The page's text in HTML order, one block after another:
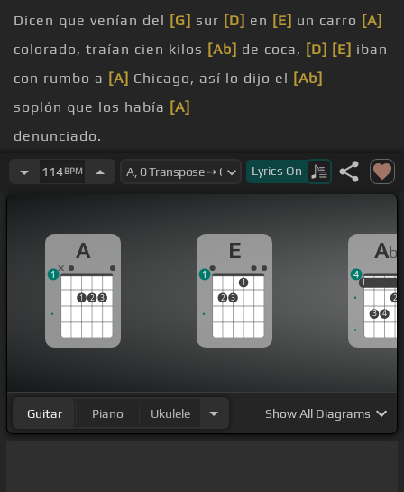
Dicen que venían del [G] sur [D] en [E] un carro [A]
colorado, traían cien kilos [Ab] de coca, [D] [E] iban
con rumbo a [A] Chicago, así lo dijo el [Ab]
soplón que los había [A]
denunciado.
habían pasado la[G] aduana, [D]la[E]que [Bb]
Paso Texas, pero en mero San[E]
eran los rinches
de Texas que comandan el
[Gbm]condado.
Una sirena[G] lloraba, [A]
114BPM Lyrics On
A
1 2 3
1
E
2 3
1
1
Ab
1
3 4
2
1
4
Guitar Piano Ukulele ShowAll Diagrams